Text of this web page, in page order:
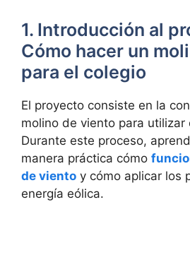
1. Introducción al
Cómo hacer un
para el colegio
El proyecto consiste en la
molino de viento para utilizar
Durante este proceso,
manera práctica cómo
de viento y cómo aplicar los
energía eólica.